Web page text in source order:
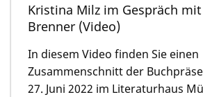
Kristina Milz im Gespräch
Brenner (Video)
In diesem Video finden Sie einen
Zusammenschnitt der
27. Juni 2022 im Literaturhaus